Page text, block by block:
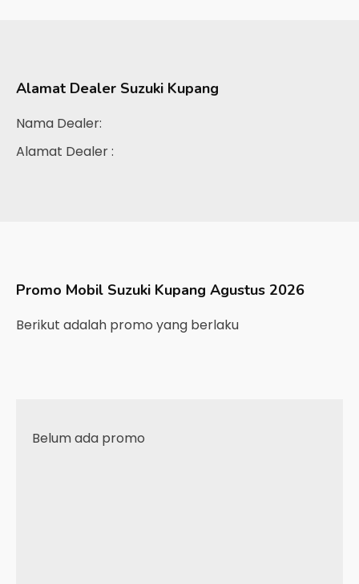
Alamat Dealer Suzuki Kupang
Nama Dealer:
Alamat Dealer :
Promo Mobil Suzuki Kupang Agustus 2026
Berikut adalah promo yang berlaku
Belum ada promo